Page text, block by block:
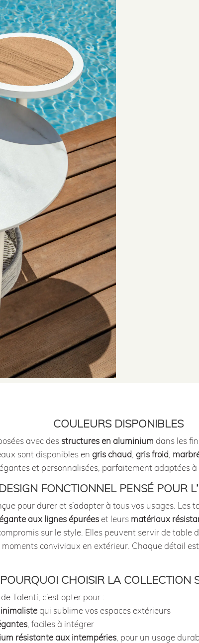
COULEURS DISPONIBLES
avec des structures en aluminium dans les
sont disponibles en gris chaud gris froid
et personnalisées, parfaitement adaptées
FONCTIONNEL PENSÉ POUR
pour durer et s’adapter à tous vos usages. Les
aux lignes épuréeset leurs matériaux
sur le style. Elles peuvent servir de table
conviviaux en extérieur. Chaque détail
POURQUOI CHOISIR LA COLLECTION
Talenti, c’est opter pour :
qui sublime vos espaces extérieurs
, faciles à intégrer
résistante aux intempéries, pour un usage